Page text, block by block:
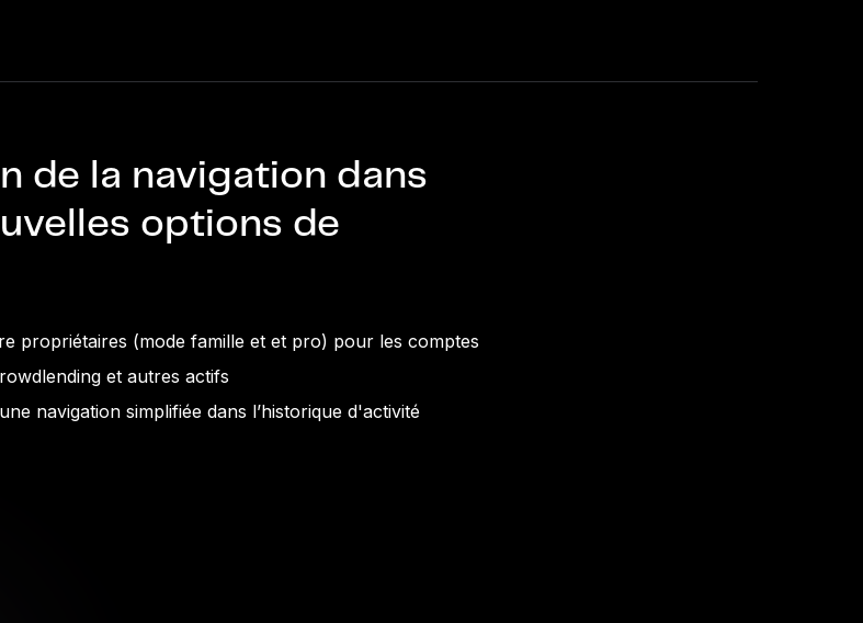
de la navigation dans
options de
propriétaires (mode famille et et pro) pour les comptes
et autres actifs
navigation simplifiée dans l’historique d'activité